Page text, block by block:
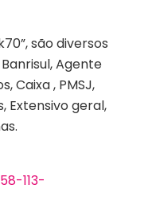
são diversos
Agente
Caixa , PMSJ,
Extensivo geral,
113-